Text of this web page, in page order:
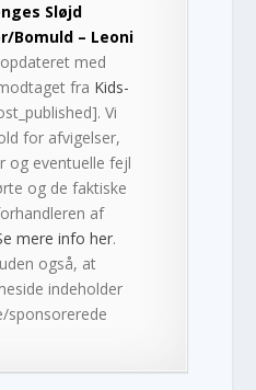
Sløjd
Bomuld – Leoni
med
fra Kids-
Vi
for afvigelser,
og eventuelle fejl
og de faktiske
af
mere info her.
også, at
indeholder
sponsorerede